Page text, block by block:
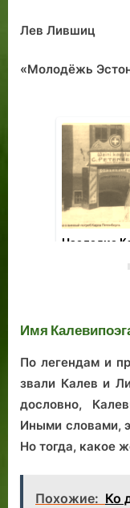
Лев Лившиц
«Молодёжь
Площадь
Таллине, и
Имя
По легендам и
звали Калев и
дословно,
Иными словами,
Но тогда, какое
Похожие: Ко